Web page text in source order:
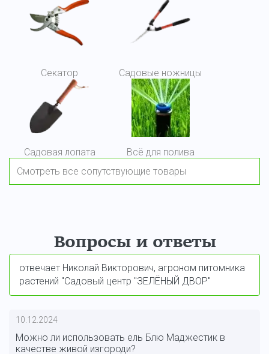
Секатор Садовые ножницы
Садовая лопата
Всё для полива
Смотреть все сопутствующие товары
Вопросы и ответы
отвечает Николай Викторович, агроном питомника
растений "Садовый центр "ЗЕЛЁНЫЙ ДВОР"
10.12.2024
Можно ли использовать ель Блю Маджестик в
качестве живой изгороди?